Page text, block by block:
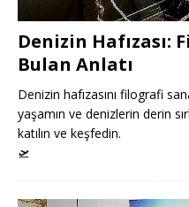
Denizin Hafızası:
Bulan Anlatı
Denizin hafızasını filografi
yaşamın ve denizlerin derin
katılın ve keşfedin.
🛫